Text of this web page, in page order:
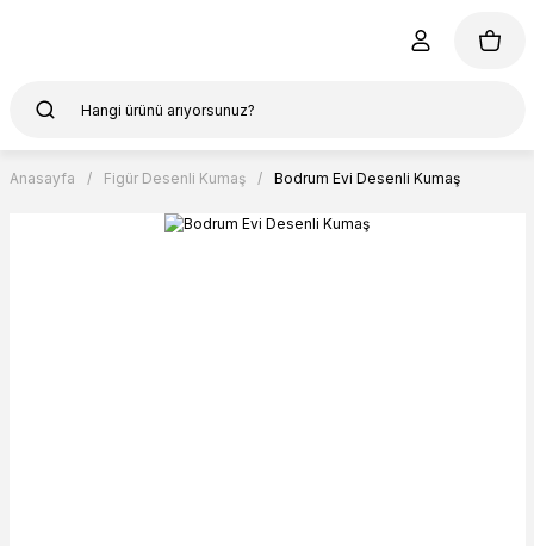
Anasayfa Figür Desenli Kumaş Bodrum Evi Desenli Kumaş